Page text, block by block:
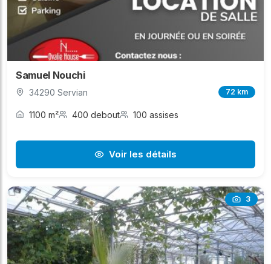
Samuel Nouchi
34290 Servian 72 km
1100 m² 400 debout 100 assises
Voir les détails
3